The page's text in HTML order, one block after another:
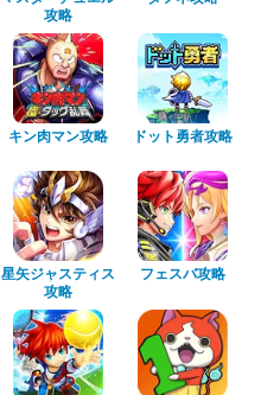
攻略
キン肉マン攻略 ドット勇者攻略
星矢ジャスティス
攻略
フェスバ攻略